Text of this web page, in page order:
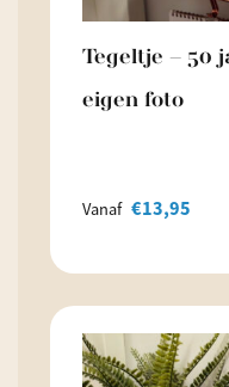
Tegeltje – 50
eigen foto
Vanaf €13,95